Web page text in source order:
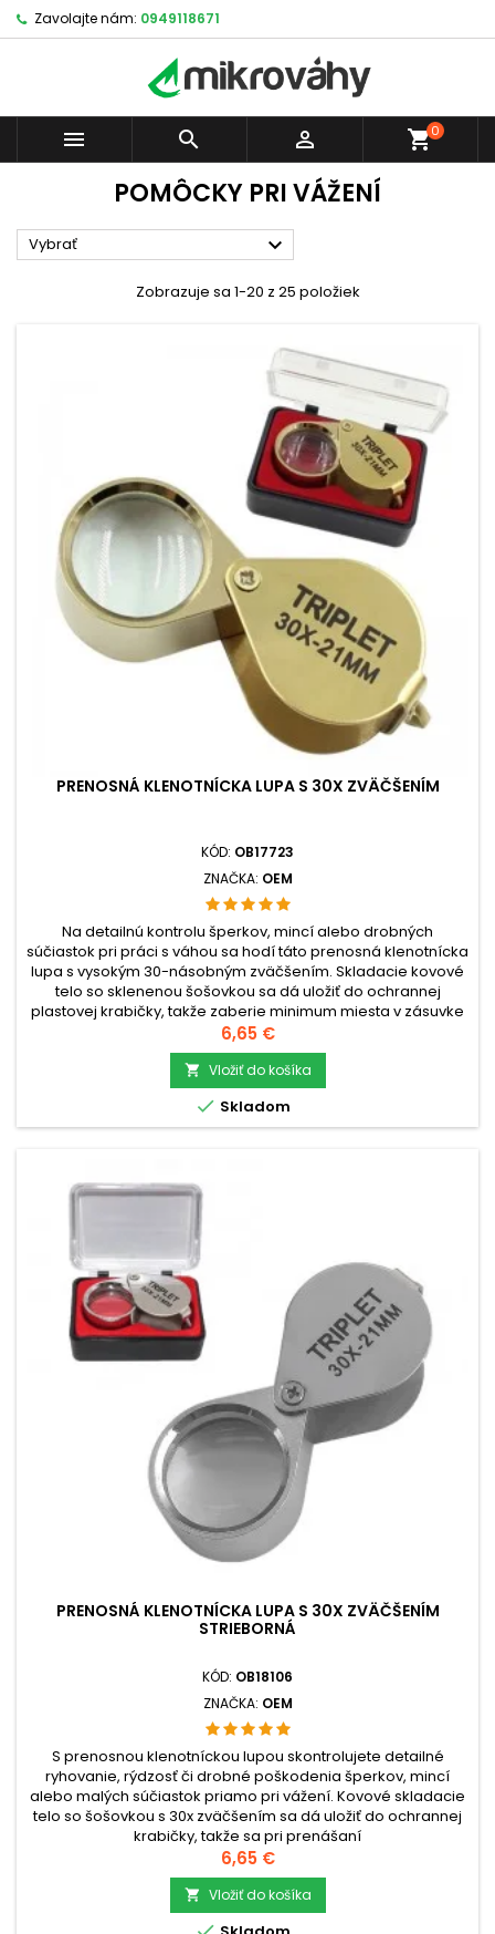
Zavolajte nám: 0949118671
   shopping_cart0
POMÔCKY PRI VÁŽENÍ
Vybrať 
Zobrazuje sa 1-20 z 25 položiek
PRENOSNÁ KLENOTNÍCKA LUPA S 30X ZVÄČŠENÍM
KÓD: OB17723
ZNAČKA: OEM
Na detailnú kontrolu šperkov, mincí alebo drobných
súčiastok pri práci s váhou sa hodí táto prenosná klenotnícka
lupa s vysokým 30-násobným zväčšením. Skladacie kovové
telo so sklenenou šošovkou sa dá uložiť do ochrannej
plastovej krabičky, takže zaberie minimum miesta v zásuvke
alebo taške.check_circleTyp: skladacia klenotnícka
lupacheck_circleZväčšenie:...
Cena
6,65 €
 Vložiť do košíka
 Skladom
PRENOSNÁ KLENOTNÍCKA LUPA S 30X ZVÄČŠENÍM
STRIEBORNÁ
KÓD: OB18106
ZNAČKA: OEM
S prenosnou klenotníckou lupou skontrolujete detailné
ryhovanie, rýdzosť či drobné poškodenia šperkov, mincí
alebo malých súčiastok priamo pri vážení. Kovové skladacie
telo so šošovkou s 30x zväčšením sa dá uložiť do ochrannej
krabičky, takže sa pri prenášaní
nepoškriabe.check_circleTyp: skladacia klenotnícka
lupacheck_circleZväčšenie:...
Cena
6,65 €
 Vložiť do košíka